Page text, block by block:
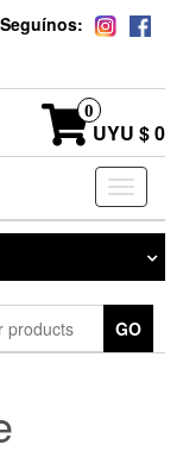
Seguínos:
0
UYU $ 0
Toggle
GO